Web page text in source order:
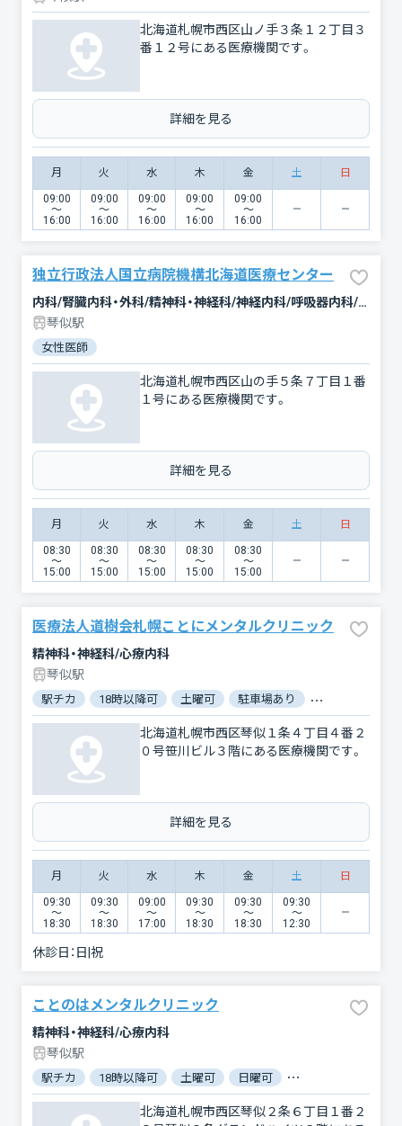
北海道札幌市西区山ノ手３条１２丁目３
番１２号にある医療機関です。
詳細を見る
月 火 水 木 金 土 日
09:00
〜
16:00
09:00
〜
16:00
09:00
〜
16:00
09:00
〜
16:00
09:00
〜
16:00
独立行政法人国立病院機構北海道医療センター
内科/腎臓内科・外科/精神科・神経科/神経内科/呼吸器内科/消化器科/循環器科/アレルギー科/リウマチ科/血液内科/小児科/外科/整形外科/脳神経外科/呼吸器外科/心臓血管外科/小児外科/皮膚科/形成外科/泌尿器科/婦人科/眼科/耳鼻咽喉科/リハビリテーション/放射線科/麻酔科/救急科/総合診療科/臨床検査・病理診断/歯科/緩和ケア
琴似駅
女性医師
北海道札幌市西区山の手５条７丁目１番
１号にある医療機関です。
詳細を見る
月 火 水 木 金 土 日
08:30
〜
15:00
08:30
〜
15:00
08:30
〜
15:00
08:30
〜
15:00
08:30
〜
15:00
医療法人道樹会札幌ことにメンタルクリニック
精神科・神経科/心療内科
琴似駅
駅チカ 18時以降可 土曜可 駐車場あり バリアフリー
北海道札幌市西区琴似１条４丁目４番２
０号笹川ビル３階にある医療機関です。
詳細を見る
月 火 水 木 金 土 日
09:30
〜
18:30
09:30
〜
18:30
09:00
〜
17:00
09:30
〜
18:30
09:30
〜
18:30
09:30
〜
12:30
休診日： 日|祝
ことのはメンタルクリニック
精神科・神経科/心療内科
琴似駅
駅チカ 18時以降可 土曜可 日曜可 クレジットカード
北海道札幌市西区琴似２条６丁目１番２